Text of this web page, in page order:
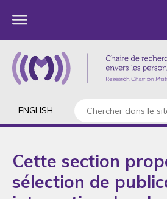
ENGLISH
Cette section
sélection de